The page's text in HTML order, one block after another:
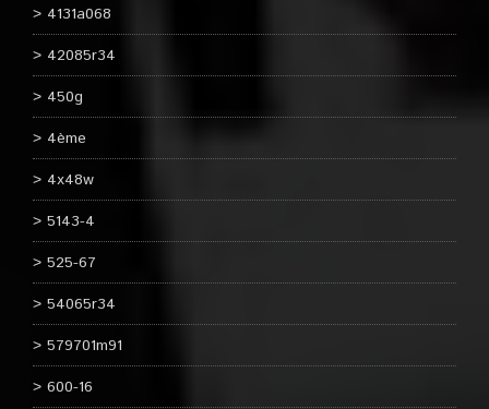
4131a068
42085r34
450g
4ème
4x48w
5143-4
525-67
54065r34
579701m91
600-16